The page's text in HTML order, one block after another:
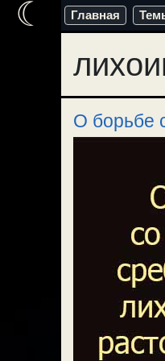
Перейти
содержимому
Главная
О борьбе
☾